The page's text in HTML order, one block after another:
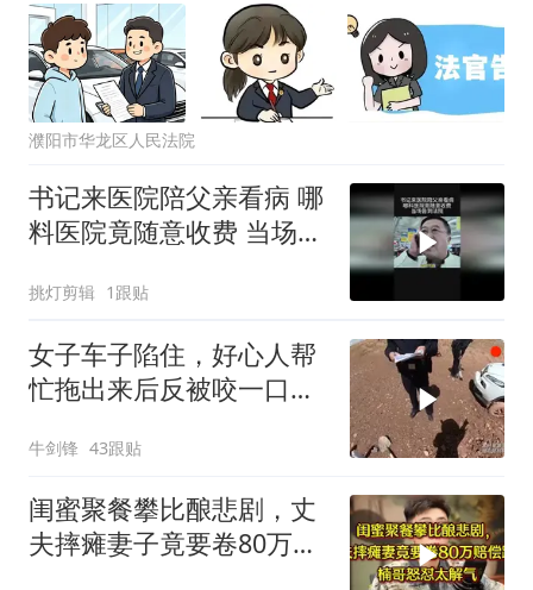
濮阳市华龙区人民法院
书记来医院陪父亲看病 哪
料医院竟随意收费 当场告
挑灯剪辑 1跟贴
女子车子陷住，好心人帮
忙拖出来后反被咬一口车
牛剑锋 43跟贴
闺蜜聚餐攀比酿悲剧，丈
夫摔瘫妻子竟要卷80万赔